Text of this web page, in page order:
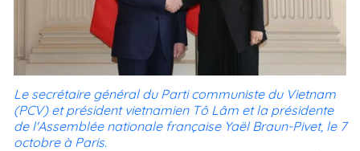
Le secrétaire général du Parti communiste du Vietnam
(PCV) et président vietnamien Tô Lâm et la présidente
de l'Assemblée nationale française Yaël Braun-Pivet, le 7
octobre à Paris.